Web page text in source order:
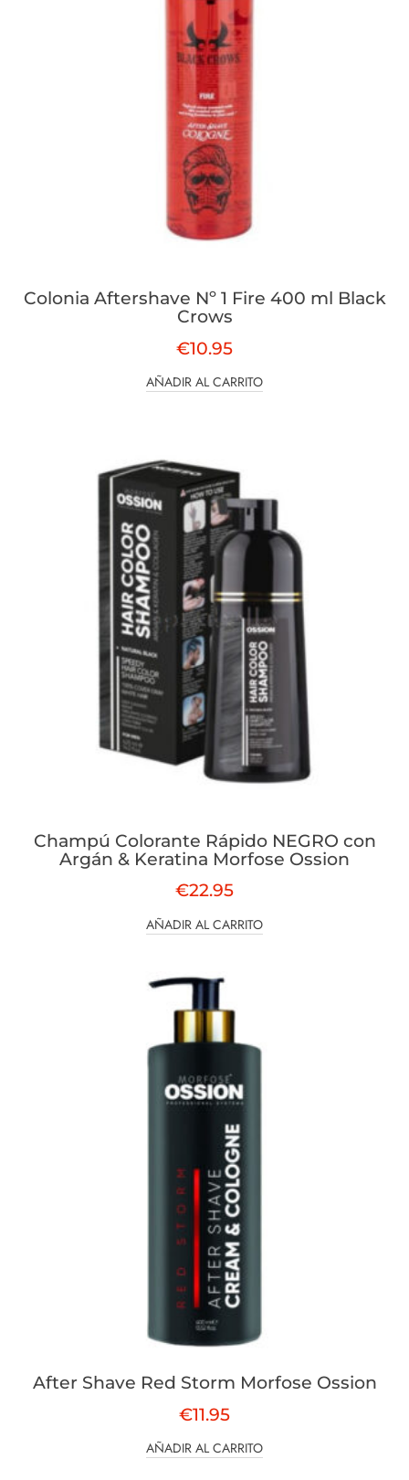
Colonia Aftershave Nº 1 Fire 400 ml Black
Crows
€10.95
AÑADIR AL CARRITO
Champú Colorante Rápido NEGRO con
Argán & Keratina Morfose Ossion
€22.95
AÑADIR AL CARRITO
After Shave Red Storm Morfose Ossion
€11.95
AÑADIR AL CARRITO